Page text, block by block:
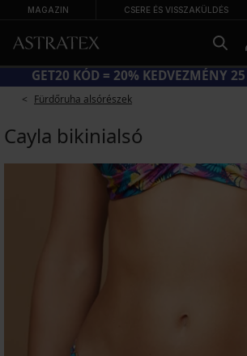
MAGAZIN CSERE ÉS VISSZAKÜLDÉS
GET20 KÓD = 20% KEDVEZMÉNY
Fürdőruha alsórészek
Cayla bikinialsó